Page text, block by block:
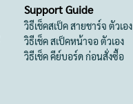
Support Guide
วิธีเช็คสเป็ค สายชาร์จ ตัวเอง
วิธีเช็ค สเป็คหน้าจอ ตัวเอง
วิธีเช็ค คีย์บอร์ด ก่อนสั่งซื้อ